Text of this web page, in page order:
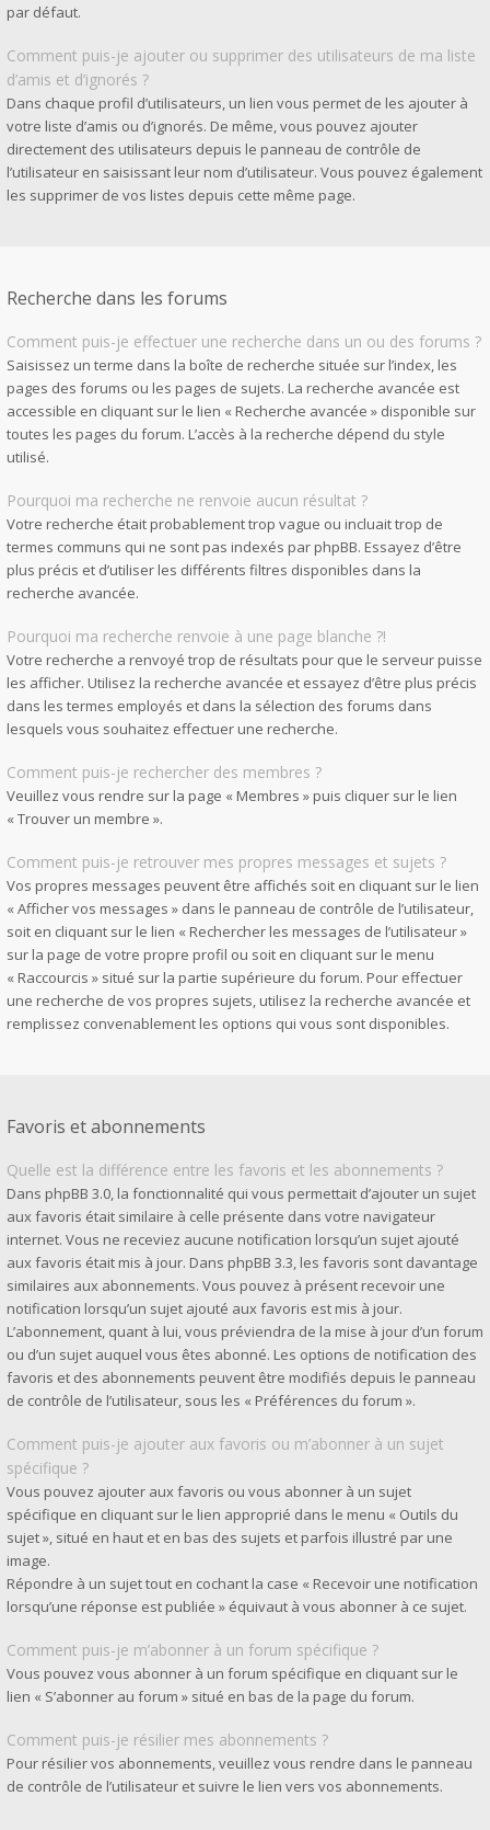
par défaut.
Comment puis-je ajouter ou supprimer des utilisateurs de ma liste
d’amis et d’ignorés ?
Dans chaque profil d’utilisateurs, un lien vous permet de les ajouter à
votre liste d’amis ou d’ignorés. De même, vous pouvez ajouter
directement des utilisateurs depuis le panneau de contrôle de
l’utilisateur en saisissant leur nom d’utilisateur. Vous pouvez également
les supprimer de vos listes depuis cette même page.
Recherche dans les forums
Comment puis-je effectuer une recherche dans un ou des forums ?
Saisissez un terme dans la boîte de recherche située sur l’index, les
pages des forums ou les pages de sujets. La recherche avancée est
accessible en cliquant sur le lien « Recherche avancée » disponible sur
toutes les pages du forum. L’accès à la recherche dépend du style
utilisé.
Pourquoi ma recherche ne renvoie aucun résultat ?
Votre recherche était probablement trop vague ou incluait trop de
termes communs qui ne sont pas indexés par phpBB. Essayez d’être
plus précis et d’utiliser les différents filtres disponibles dans la
recherche avancée.
Pourquoi ma recherche renvoie à une page blanche ?!
Votre recherche a renvoyé trop de résultats pour que le serveur puisse
les afficher. Utilisez la recherche avancée et essayez d’être plus précis
dans les termes employés et dans la sélection des forums dans
lesquels vous souhaitez effectuer une recherche.
Comment puis-je rechercher des membres ?
Veuillez vous rendre sur la page « Membres » puis cliquer sur le lien
« Trouver un membre ».
Comment puis-je retrouver mes propres messages et sujets ?
Vos propres messages peuvent être affichés soit en cliquant sur le lien
« Afficher vos messages » dans le panneau de contrôle de l’utilisateur,
soit en cliquant sur le lien « Rechercher les messages de l’utilisateur »
sur la page de votre propre profil ou soit en cliquant sur le menu
« Raccourcis » situé sur la partie supérieure du forum. Pour effectuer
une recherche de vos propres sujets, utilisez la recherche avancée et
remplissez convenablement les options qui vous sont disponibles.
Favoris et abonnements
Quelle est la différence entre les favoris et les abonnements ?
Dans phpBB 3.0, la fonctionnalité qui vous permettait d’ajouter un sujet
aux favoris était similaire à celle présente dans votre navigateur
internet. Vous ne receviez aucune notification lorsqu’un sujet ajouté
aux favoris était mis à jour. Dans phpBB 3.3, les favoris sont davantage
similaires aux abonnements. Vous pouvez à présent recevoir une
notification lorsqu’un sujet ajouté aux favoris est mis à jour.
L’abonnement, quant à lui, vous préviendra de la mise à jour d’un forum
ou d’un sujet auquel vous êtes abonné. Les options de notification des
favoris et des abonnements peuvent être modifiés depuis le panneau
de contrôle de l’utilisateur, sous les « Préférences du forum ».
Comment puis-je ajouter aux favoris ou m’abonner à un sujet
spécifique ?
Vous pouvez ajouter aux favoris ou vous abonner à un sujet
spécifique en cliquant sur le lien approprié dans le menu « Outils du
sujet », situé en haut et en bas des sujets et parfois illustré par une
image.
Répondre à un sujet tout en cochant la case « Recevoir une notification
lorsqu’une réponse est publiée » équivaut à vous abonner à ce sujet.
Comment puis-je m’abonner à un forum spécifique ?
Vous pouvez vous abonner à un forum spécifique en cliquant sur le
lien « S’abonner au forum » situé en bas de la page du forum.
Comment puis-je résilier mes abonnements ?
Pour résilier vos abonnements, veuillez vous rendre dans le panneau
de contrôle de l’utilisateur et suivre le lien vers vos abonnements.